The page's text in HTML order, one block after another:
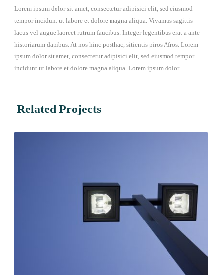
Lorem ipsum dolor sit amet, consectetur adipisici elit, sed eiusmod
tempor incidunt ut labore et dolore magna aliqua. Vivamus sagittis
lacus vel augue laoreet rutrum faucibus. Integer legentibus erat a ante
historiarum dapibus. At nos hinc posthac, sitientis piros Afros. Lorem
ipsum dolor sit amet, consectetur adipisici elit, sed eiusmod tempor
incidunt ut labore et dolore magna aliqua. Lorem ipsum dolor.
Related Projects